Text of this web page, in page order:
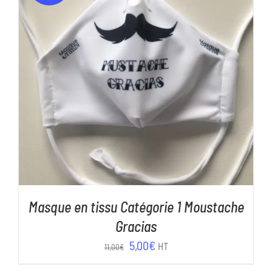
AJOUTER AU PANIER / DÉTAILS
Masque en tissu Catégorie 1 Moustache
Gracias
11,00€
Le
5,00€Le
HT